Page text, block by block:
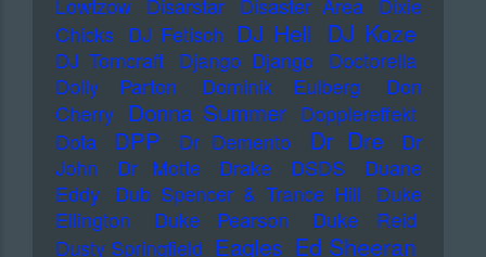
Lowtzow
Disarstar Disaster Area
Dixie
Chicks DJ Fetisch DJ Hell DJ Koze
DJ Tomcraft Django Django
Doctorella
Dolly Parton
Dominik Eulberg
Don
Cherry Donna Summer Dopplereffekt
Dota
DPP Dr Demento Dr Dre
Dr
John
Dr Motte Drake DSDS
Duane
Eddy
Dub Spencer & Trance Hill
Duke
Ellington
Duke Pearson
Duke Reid
Dusty Springfield Eagles Ed Sheeran